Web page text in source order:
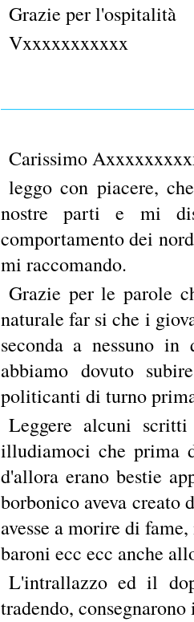
Grazie per l'ospitalità
Vxxxxxxxxxxx
Carissimo
leggo con piacere,
nostre parti e mi
comportamento dei
mi raccomando.
Grazie per le parole
naturale far si che i
seconda a nessuno
abbiamo dovuto
politicanti di turno
Leggere alcuni
illudiamoci che prima
d'allora erano bestie
borbonico aveva creato
avesse a morire di
baroni ecc ecc anche
L'intrallazzo ed il
tradendo,